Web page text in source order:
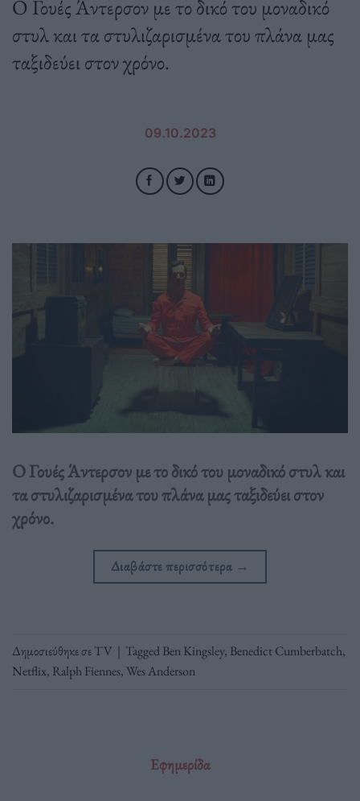
Ο Γουές Άντερσον με το δικό του μοναδικό
στυλ και τα στυλιζαρισμένα του πλάνα μας
ταξιδεύει στον χρόνο.
09.10.2023
Ο Γουές Άντερσον με το δικό του μοναδικό στυλ και
τα στυλιζαρισμένα του πλάνα μας ταξιδεύει στον
χρόνο.
Διαβάστε περισσότερα →
Δημοσιεύθηκε σεTV | TaggedBen Kingsley, Benedict Cumberbatch,
Netflix, Ralph Fiennes,Wes Anderson
Εφημερίδα